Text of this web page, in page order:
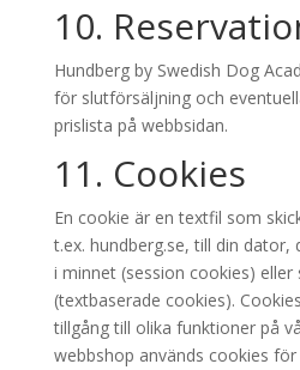
10.
Hundberg by Swedish Dog
för slutförsäljning och
prislista på webbsidan.
11. Cookies
En cookie är en textfil som
t.ex. hundberg.se, till din dator,
i minnet (session cookies)
(textbaserade cookies).
tillgång till olika funktioner på
webbshop används cookies